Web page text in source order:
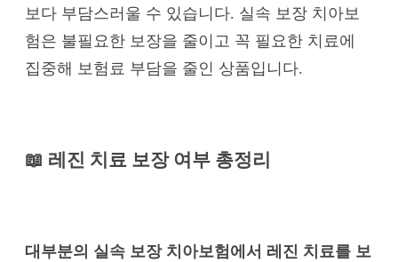
보다 부담스러울 수 있습니다. 실속 보장 치아보
험은 불필요한 보장을 줄이고 꼭 필요한 치료에
집중해 보험료 부담을 줄인 상품입니다.
📖 레진 치료 보장 여부 총정리
대부분의 실속 보장 치아보험에서 레진 치료를 보